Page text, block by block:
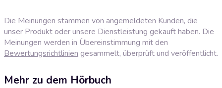
Die Meinungen stammen von angemeldeten Kunden, die
unser Produkt oder unsere Dienstleistung gekauft haben. Die
Meinungen werden in Übereinstimmung mit den
Bewertungsrichtlinien gesammelt, überprüft und veröffentlicht.
Mehr zu dem Hörbuch